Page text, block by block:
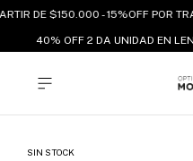
DE $150.000 - 15%OFF POR
40% OFF 2 DA UNIDAD EN
SIN STOCK